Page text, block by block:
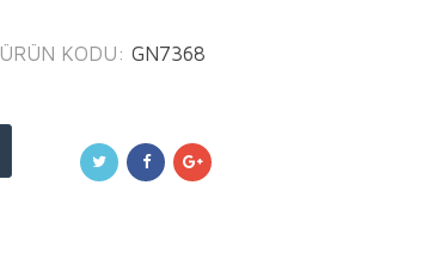
ÜRÜN KODU: GN7368